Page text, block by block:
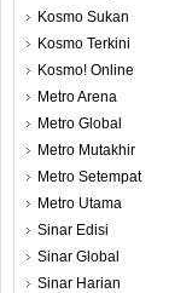
Kosmo Sukan
Kosmo Terkini
Kosmo! Online
Metro Arena
Metro Global
Metro Mutakhir
Metro Setempat
Metro Utama
Sinar Edisi
Sinar Global
Sinar Harian